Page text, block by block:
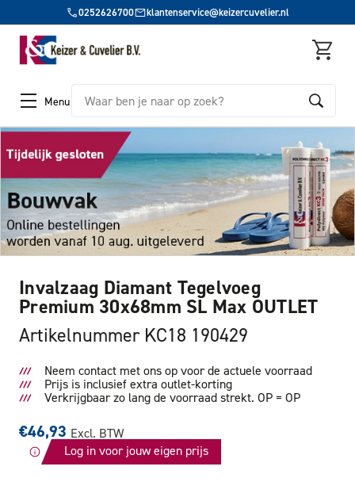
0252626700 klantenservice@keizercuvelier.nl
Menu Zoeken
Invalzaag Diamant Tegelvoeg
Premium 30x68mm SL Max OUTLET
Artikelnummer KC18 190429
Neem contact met ons op voor de actuele voorraad
Prijs is inclusief extra outlet-korting
Verkrijgbaar zo lang de voorraad strekt. OP = OP
€46,93 Excl. BTW
Log in voor jouw eigen prijs